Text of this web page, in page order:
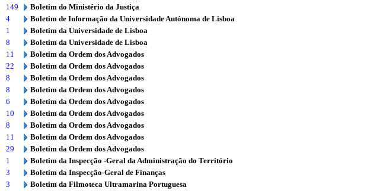
149
Boletim do Ministério da Justiça
4
Boletim de Informação da Universidade Autónoma de Lisboa
1
Boletim da Universidade de Lisboa
8
Boletim da Universidade de Lisboa
11
Boletim da Ordem dos Advogados
22
Boletim da Ordem dos Advogados
8
Boletim da Ordem dos Advogados
8
Boletim da Ordem dos Advogados
6
Boletim da Ordem dos Advogados
10
Boletim da Ordem dos Advogados
8
Boletim da Ordem dos Advogados
11
Boletim da Ordem dos Advogados
29
Boletim da Ordem dos Advogados
1
Boletim da Inspecção -Geral da Administração do Território
3
Boletim da Inspecção-Geral de Finanças
3
Boletim da Filmoteca Ultramarina Portuguesa